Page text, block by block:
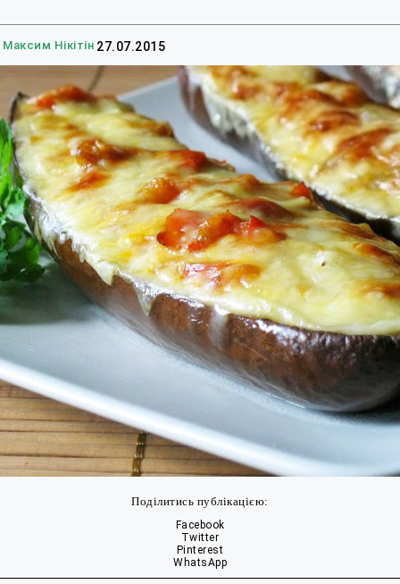
Максим Нікітін 27.07.2015
Поділитись публікацією:
Facebook
Twitter
Pinterest
WhatsApp